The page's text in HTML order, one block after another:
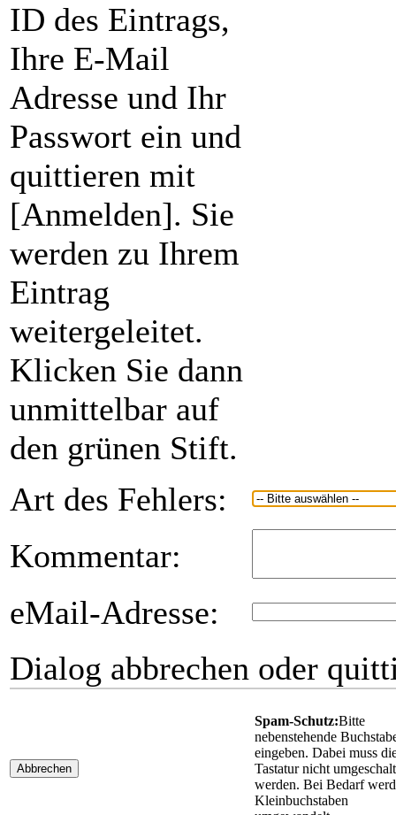
ID des Eintrags,
Ihre E-Mail
Adresse und Ihr
Passwort ein und
quittieren mit
[Anmelden]. Sie
werden zu Ihrem
Eintrag
weitergeleitet.
Klicken Sie dann
unmittelbar auf
den grünen Stift.
Art des Fehlers:
Kommentar:
eMail-Adresse:
Dialog abbrechen oder
Abbrechen
Spam-Schutz:Bitte
nebenstehende
eingeben. Dabei muss
Tastatur nicht
werden. Bei Bedarf
Kleinbuchstaben